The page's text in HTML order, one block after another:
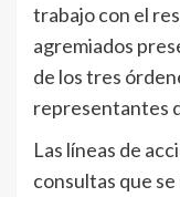
trabajo con el
agremiados
de los tres
representantes
Las líneas de
consultas que